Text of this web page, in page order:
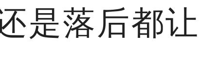
是落后都让